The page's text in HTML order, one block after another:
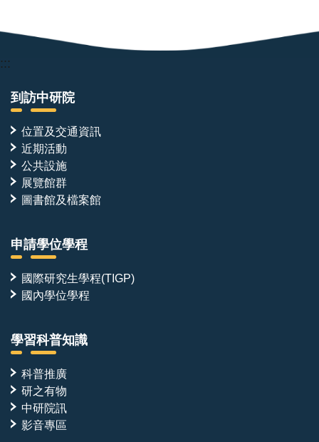
:::
到訪中研院
位置及交通資訊
近期活動
公共設施
展覽館群
圖書館及檔案館
申請學位學程
國際研究生學程(TIGP)
國內學位學程
學習科普知識
科普推廣
研之有物
中研院訊
影音專區